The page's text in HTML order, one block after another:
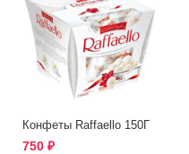
Конфеты Raffaello 150Г
750 ₽